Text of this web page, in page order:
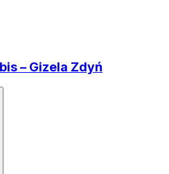
– Gizela Zdyń